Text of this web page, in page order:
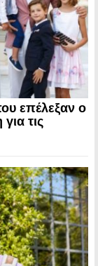
επέλεξαν ο
τις